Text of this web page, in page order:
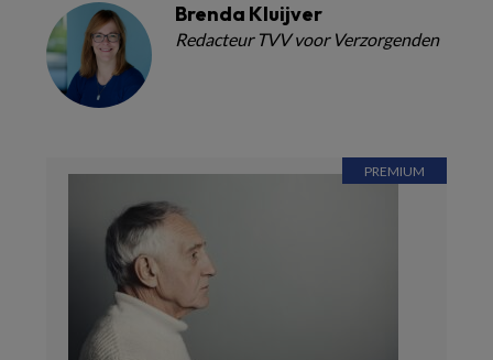
Brenda Kluijver
Redacteur TVV voor Verzorgenden